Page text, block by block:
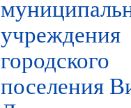
учреждения
городского
поселения